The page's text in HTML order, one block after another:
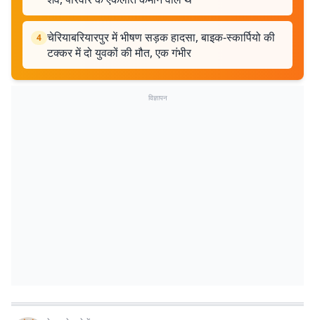
4 चेरियाबरियारपुर में भीषण सड़क हादसा, बाइक-स्कार्पियो की
टक्कर में दो युवकों की मौत, एक गंभीर
विज्ञापन